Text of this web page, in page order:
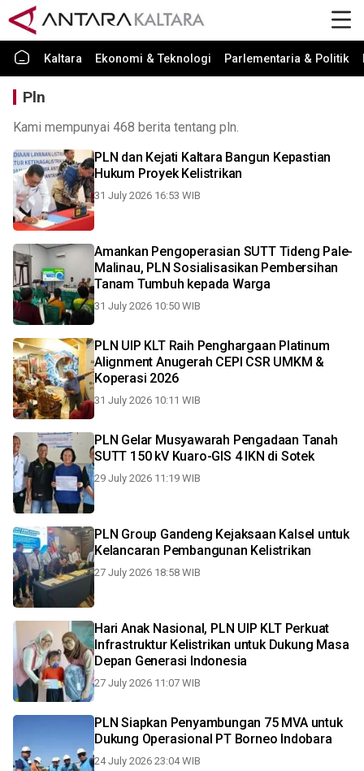
Kaltara Ekonomi & Teknologi Parlementaria & Politik
Pln
Kami mempunyai 468 berita tentang pln.
PLN dan Kejati Kaltara Bangun Kepastian
Hukum Proyek Kelistrikan
31 July 2026 16:53 WIB
Amankan Pengoperasian SUTT Tideng Pale-
Malinau, PLN Sosialisasikan Pembersihan
Tanam Tumbuh kepada Warga
31 July 2026 10:50 WIB
PLN UIP KLT Raih Penghargaan Platinum
Alignment Anugerah CEPI CSR UMKM &
Koperasi 2026
31 July 2026 10:11 WIB
PLN Gelar Musyawarah Pengadaan Tanah
SUTT 150 kV Kuaro-GIS 4 IKN di Sotek
29 July 2026 11:19 WIB
PLN Group Gandeng Kejaksaan Kalsel untuk
Kelancaran Pembangunan Kelistrikan
27 July 2026 18:58 WIB
Hari Anak Nasional, PLN UIP KLT Perkuat
Infrastruktur Kelistrikan untuk Dukung Masa
Depan Generasi Indonesia
27 July 2026 11:07 WIB
PLN Siapkan Penyambungan 75 MVA untuk
Dukung Operasional PT Borneo Indobara
24 July 2026 23:04 WIB